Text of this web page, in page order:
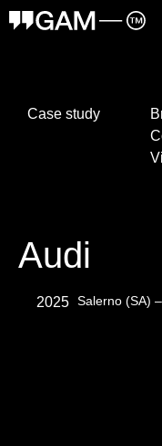
Case study
Audi
2025 Salerno (SA)